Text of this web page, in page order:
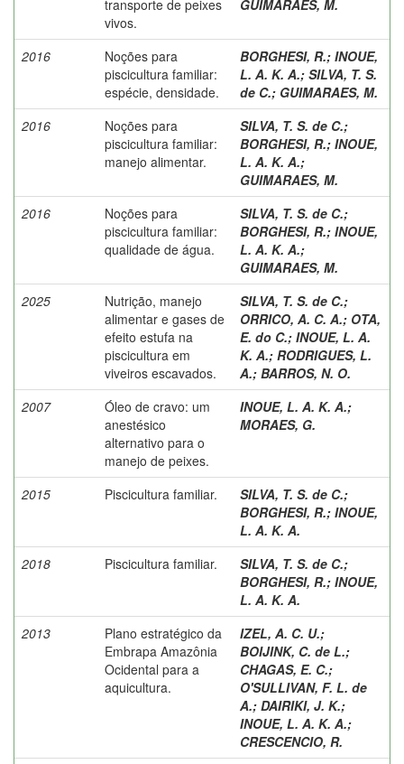
transporte de peixes
vivos.
GUIMARAES, M.
2016
Noções para
piscicultura familiar:
espécie, densidade.
BORGHESI, R.; INOUE,
L. A. K. A.; SILVA, T. S.
de C.; GUIMARAES, M.
2016
Noções para
piscicultura familiar:
manejo alimentar.
SILVA, T. S. de C.;
BORGHESI, R.; INOUE,
L. A. K. A.;
GUIMARAES, M.
2016
Noções para
piscicultura familiar:
qualidade de água.
SILVA, T. S. de C.;
BORGHESI, R.; INOUE,
L. A. K. A.;
GUIMARAES, M.
2025
Nutrição, manejo
alimentar e gases de
efeito estufa na
piscicultura em
viveiros escavados.
SILVA, T. S. de C.;
ORRICO, A. C. A.; OTA,
E. do C.; INOUE, L. A.
K. A.; RODRIGUES, L.
A.; BARROS, N. O.
2007
Óleo de cravo: um
anestésico
alternativo para o
manejo de peixes.
INOUE, L. A. K. A.;
MORAES, G.
2015 Piscicultura familiar. SILVA, T. S. de C.;
BORGHESI, R.; INOUE,
L. A. K. A.
2018
Piscicultura familiar. SILVA, T. S. de C.;
BORGHESI, R.; INOUE,
L. A. K. A.
2013
Plano estratégico da
Embrapa Amazônia
Ocidental para a
aquicultura.
IZEL, A. C. U.;
BOIJINK, C. de L.;
CHAGAS, E. C.;
O'SULLIVAN, F. L. de
A.; DAIRIKI, J. K.;
INOUE, L. A. K. A.;
CRESCENCIO, R.